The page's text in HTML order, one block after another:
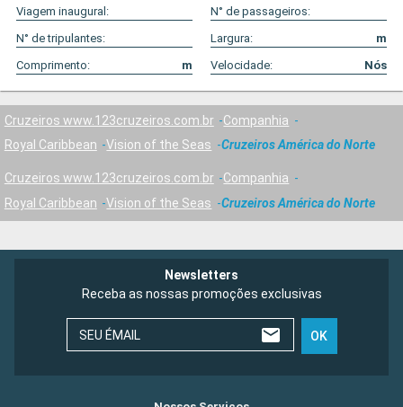
Viagem inaugural:
N° de passageiros:
N° de tripulantes:
Largura:
m
Comprimento:
m Velocidade: Nós
Cruzeiros www.123cruzeiros.com.br
Companhia
Royal Caribbean
Vision of the Seas Cruzeiros América do Norte
Cruzeiros www.123cruzeiros.com.br
Companhia
Royal Caribbean
Vision of the Seas Cruzeiros América do Norte
Newsletters
Receba as nossas promoções exclusivas
SEU ÉMAIL OK